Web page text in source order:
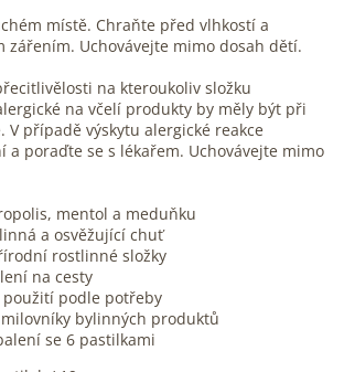
místě. Chraňte před vlhkostí a
zářením. Uchovávejte mimo dosah dětí.
na kteroukoliv složku
na včelí produkty by měly být při
V případě výskytu alergické reakce
a poraďte se s lékařem. Uchovávejte mimo
mentol a meduňku
a osvěžující chuť
rostlinné složky
na cesty
použití podle potřeby
bylinných produktů
se 6 pastilkami